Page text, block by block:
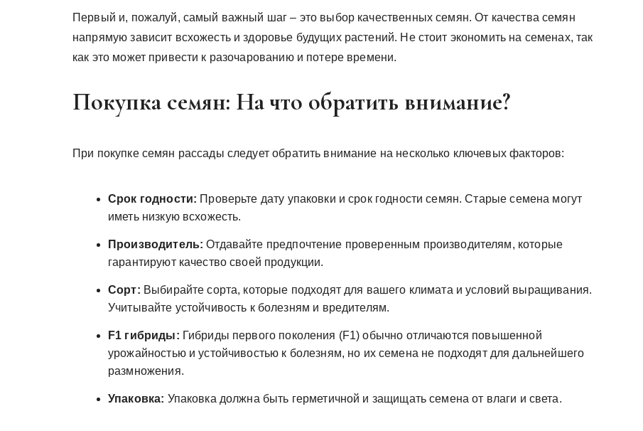
Первый и, пожалуй, самый важный шаг – это выбор качественных семян. От качества семян
напрямую зависит всхожесть и здоровье будущих растений. Не стоит экономить на семенах, так
как это может привести к разочарованию и потере времени.
Покупка семян: На что обратить внимание?
При покупке семян рассады следует обратить внимание на несколько ключевых факторов:
Срок годности: Проверьте дату упаковки и срок годности семян. Старые семена могут
иметь низкую всхожесть.
Производитель: Отдавайте предпочтение проверенным производителям, которые
гарантируют качество своей продукции.
Сорт: Выбирайте сорта, которые подходят для вашего климата и условий выращивания.
Учитывайте устойчивость к болезням и вредителям.
F1 гибриды: Гибриды первого поколения (F1) обычно отличаются повышенной
урожайностью и устойчивостью к болезням, но их семена не подходят для дальнейшего
размножения.
Упаковка: Упаковка должна быть герметичной и защищать семена от влаги и света.